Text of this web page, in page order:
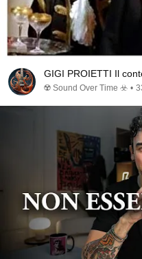
GIGI
☢️ Sound Over Time ☣️ •